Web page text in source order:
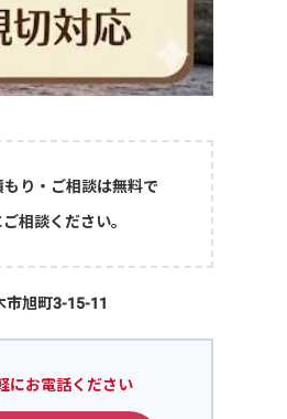
り・ご相談は無料で
相談ください。
市旭町3-15-11
にお電話ください